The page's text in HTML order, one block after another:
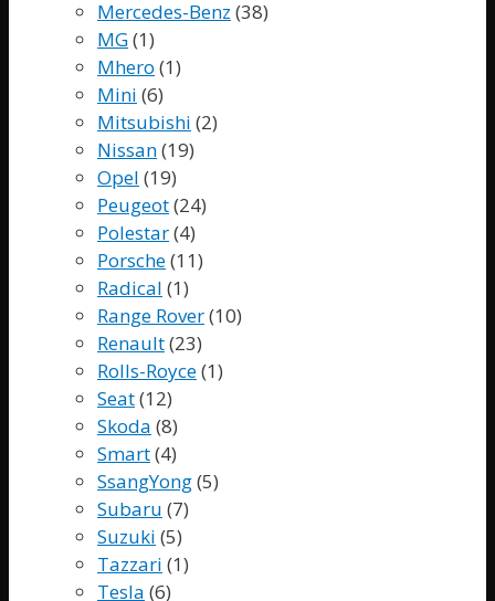
Mercedes-Benz (38)
MG(1)
Mhero (1)
Mini (6)
Mitsubishi (2)
Nissan(19)
Opel (19)
Peugeot(24)
Polestar(4)
Porsche(11)
Radical (1)
Range Rover(10)
Renault(23)
Rolls-Royce(1)
Seat(12)
Skoda (8)
Smart(4)
SsangYong(5)
Subaru (7)
Suzuki (5)
Tazzari (1)
Tesla (6)